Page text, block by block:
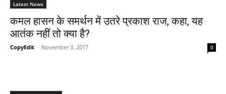
Latest News
कमल हासन के समर्थन में उतरे प्रकाश राज, कहा, यह
आतंक नहीं तो क्या है?
CopyEdit - November 3, 2017 0